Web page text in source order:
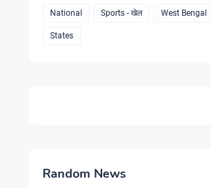
National Sports - खेल West Bengal
States
Random News